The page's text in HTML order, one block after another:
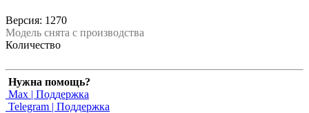
Версия: 1270
Модель снята с производства
Количество
Нужна помощь?
Max | Поддержка
Telegram | Поддержка